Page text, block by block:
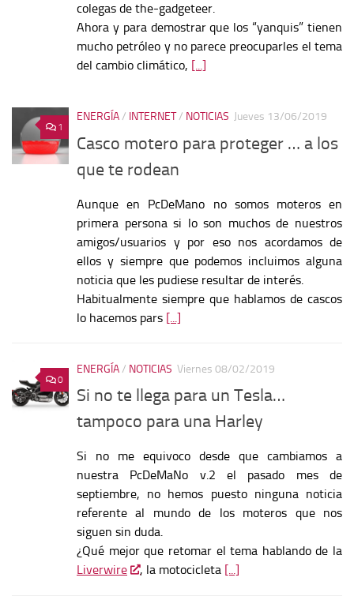
colegas de the-gadgeteer.
Ahora y para demostrar que los “yanquis” tienen
mucho petróleo y no parece preocuparles el tema
del cambio climático, [...]
1
ENERGÍA/ INTERNET/ NOTICIAS Jueves 13/06/2019
Casco motero para proteger … a los
que te rodean
Aunque en PcDeMano no somos moteros en
primera persona si lo son muchos de nuestros
amigos/usuarios y por eso nos acordamos de
ellos y siempre que podemos incluimos alguna
noticia que les pudiese resultar de interés.
Habitualmente siempre que hablamos de cascos
lo hacemos pars [...]
0
ENERGÍA/ NOTICIAS Viernes 08/02/2019
Si no te llega para un Tesla…
tampoco para una Harley
Si no me equivoco desde que cambiamos a
nuestra PcDeMaNo v.2 el pasado mes de
septiembre, no hemos puesto ninguna noticia
referente al mundo de los moteros que nos
siguen sin duda.
¿Qué mejor que retomar el tema hablando de la
Liverwire
, la motocicleta [...]